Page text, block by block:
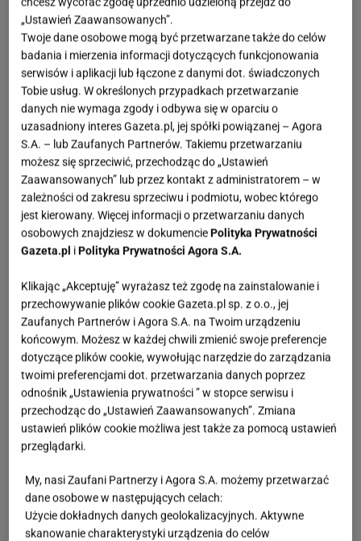
„Ustawień Zaawansowanych”.
Twoje dane osobowe mogą być przetwarzane także do celów
badania i mierzenia informacji dotyczących funkcjonowania
serwisów i aplikacji lub łączone z danymi dot. świadczonych
Tobie usług. W określonych przypadkach przetwarzanie
danych nie wymaga zgody i odbywa się w oparciu o
uzasadniony interes Gazeta.pl, jej spółki powiązanej – Agora
S.A. – lub Zaufanych Partnerów. Takiemu przetwarzaniu
możesz się sprzeciwić, przechodząc do „Ustawień
Zaawansowanych” lub przez kontakt z administratorem – w
zależności od zakresu sprzeciwu i podmiotu, wobec którego
jest kierowany. Więcej informacji o przetwarzaniu danych
osobowych znajdziesz w dokumenciePolityka Prywatności
Gazeta.pl iPolityka Prywatności Agora S.A.
Klikając „Akceptuję” wyrażasz też zgodę na zainstalowanie i
przechowywanie plików cookie Gazeta.pl sp. z o.o., jej
Zaufanych Partnerów i Agora S.A. na Twoim urządzeniu
końcowym. Możesz w każdej chwili zmienić swoje preferencje
dotyczące plików cookie, wywołując narzędzie do zarządzania
twoimi preferencjami dot. przetwarzania danych poprzez
odnośnik „Ustawienia prywatności ” w stopce serwisu i
przechodząc do „Ustawień Zaawansowanych”. Zmiana
ustawień plików cookie możliwa jest także za pomocą ustawień
przeglądarki.
My, nasi Zaufani Partnerzy i Agora S.A. możemy przetwarzać
dane osobowe w następujących celach:
Użycie dokładnych danych geolokalizacyjnych. Aktywne
skanowanie charakterystyki urządzenia do celów